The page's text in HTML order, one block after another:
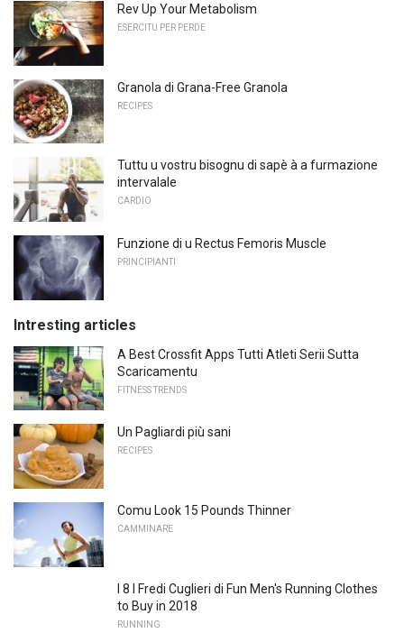
Rev Up Your Metabolism
ESERCITU PER PERDE
Granola di Grana-Free Granola
RECIPES
Tuttu u vostru bisognu di sapè à a furmazione
intervalale
CARDIO
Funzione di u Rectus Femoris Muscle
PRINCIPIANTI
Intresting articles
A Best Crossfit Apps Tutti Atleti Serii Sutta
Scaricamentu
FITNESS TRENDS
Un Pagliardi più sani
RECIPES
Comu Look 15 Pounds Thinner
CAMMINARE
I 8 I Fredi Cuglieri di Fun Men's Running Clothes
to Buy in 2018
RUNNING